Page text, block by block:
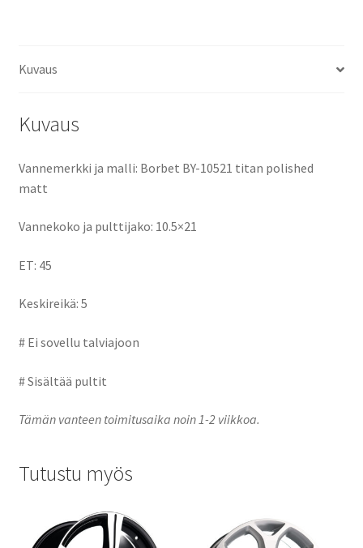
o
Kuvaus
Kuvaus
Vannemerkki ja malli: Borbet BY-10521 titan polished
matt
Vannekoko ja pulttijako: 10.5×21
ET: 45
Keskireikä: 5
# Ei sovellu talviajoon
# Sisältää pultit
Tämän vanteen toimitusaika noin 1-2 viikkoa.
Tutustu myös